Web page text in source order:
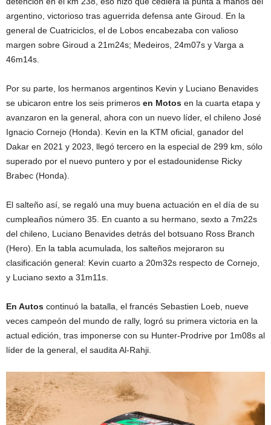
argentino, victorioso tras aguerrida defensa ante Giroud. En la
general de Cuatriciclos, el de Lobos encabezaba con valioso
margen sobre Giroud a 21m24s; Medeiros, 24m07s y Varga a
46m14s.
Por su parte, los hermanos argentinos Kevin y Luciano Benavides
se ubicaron entre los seis primeros en Motos en la cuarta etapa y
avanzaron en la general, ahora con un nuevo líder, el chileno José
Ignacio Cornejo (Honda). Kevin en la KTM oficial, ganador del
Dakar en 2021 y 2023, llegó tercero en la especial de 299 km, sólo
superado por el nuevo puntero y por el estadounidense Ricky
Brabec (Honda).
El salteño así, se regaló una muy buena actuación en el día de su
cumpleaños número 35. En cuanto a su hermano, sexto a 7m22s
del chileno, Luciano Benavides detrás del botsuano Ross Branch
(Hero). En la tabla acumulada, los salteños mejoraron su
clasificación general: Kevin cuarto a 20m32s respecto de Cornejo,
y Luciano sexto a 31m11s.
En Autos continuó la batalla, el francés Sebastien Loeb, nueve
veces campeón del mundo de rally, logró su primera victoria en la
actual edición, tras imponerse con su Hunter-Prodrive por 1m08s al
líder de la general, el saudita Al-Rahji.